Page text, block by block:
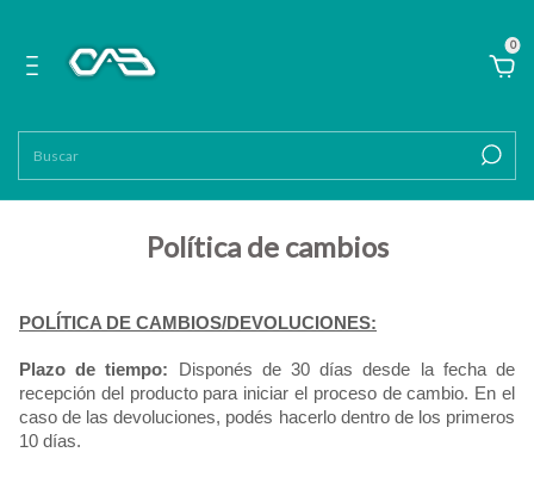
0
Política de cambios
POLÍTICA DE CAMBIOS/DEVOLUCIONES:
Plazo de tiempo:
Disponés de 30 días desde la fecha de
recepción del producto para iniciar el proceso de cambio. En el
caso de las devoluciones, podés hacerlo dentro de los primeros
10 días.